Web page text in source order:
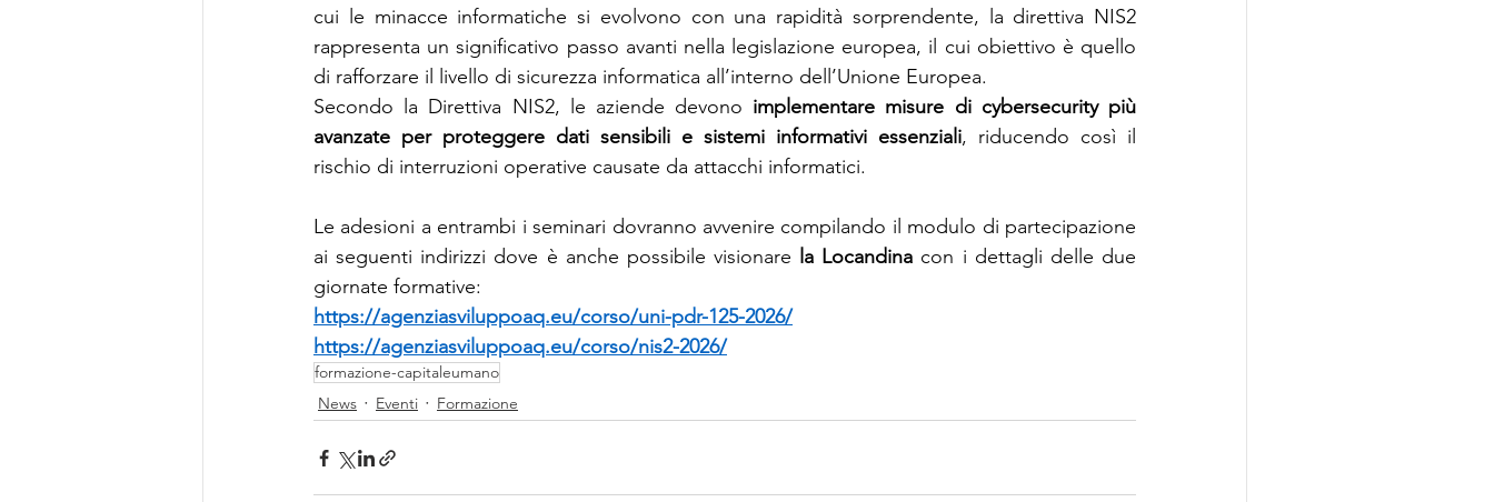
cui le minacce informatiche si evolvono con una rapidità sorprendente, la direttiva NIS2
rappresenta un significativo passo avanti nella legislazione europea, il cui obiettivo è quello
di rafforzare il livello di sicurezza informatica all’interno dell’Unione Europea.
Secondo la Direttiva NIS2, le aziende devono implementare misure di cybersecurity più
avanzate per proteggere dati sensibili e sistemi informativi essenziali, riducendo così il
rischio di interruzioni operative causate da attacchi informatici.
Le adesioni a entrambi i seminari dovranno avvenire compilando il modulo di partecipazione
ai seguenti indirizzi dove è anche possibile visionare la Locandina con i dettagli delle due
giornate formative:
https://agenziasviluppoaq.eu/corso/uni-pdr-125-2026/
https://agenziasviluppoaq.eu/corso/nis2-2026/
formazione-capitaleumano
News
Eventi Formazione